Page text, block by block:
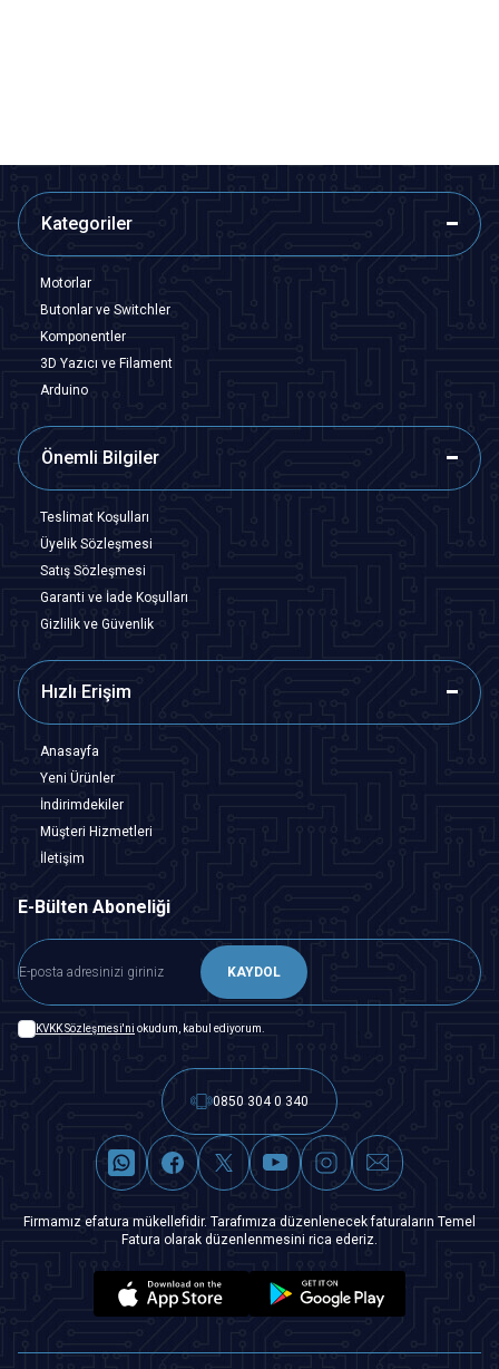
Kategoriler
Motorlar
Butonlar ve Switchler
Komponentler
3D Yazıcı ve Filament
Arduino
Önemli Bilgiler
Teslimat Koşulları
Üyelik Sözleşmesi
Satış Sözleşmesi
Garanti ve İade Koşulları
Gizlilik ve Güvenlik
Hızlı Erişim
Anasayfa
Yeni Ürünler
İndirimdekiler
Müşteri Hizmetleri
İletişim
E-Bülten Aboneliği
KAYDOL
KVKK Sözleşmesi'ni okudum, kabul ediyorum.
0850 304 0 340
Firmamız efatura mükellefidir. Tarafımıza düzenlenecek faturaların Temel
Fatura olarak düzenlenmesini rica ederiz.